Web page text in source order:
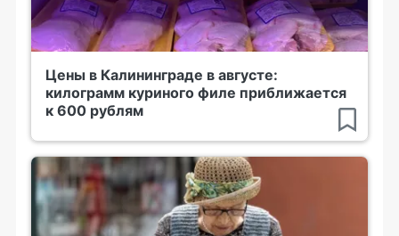
Цены в Калининграде в августе:
килограмм куриного филе приближается
к 600 рублям